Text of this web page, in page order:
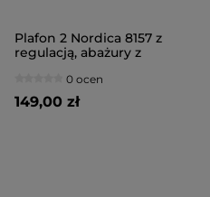
Plafon 2 Nordica 8157 z
regulacją, abażury z
brązowe, czarne
0 ocen
149,00 zł